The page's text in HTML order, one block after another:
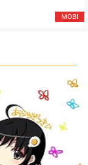
MOBI